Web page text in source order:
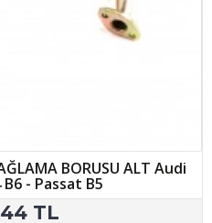
BORUSU ALT Audi
B6 - Passat B5
TL